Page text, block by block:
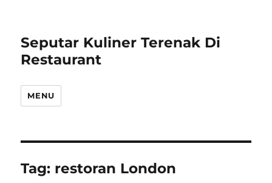
Seputar Kuliner Terenak Di
Restaurant
MENU
Tag: restoran London